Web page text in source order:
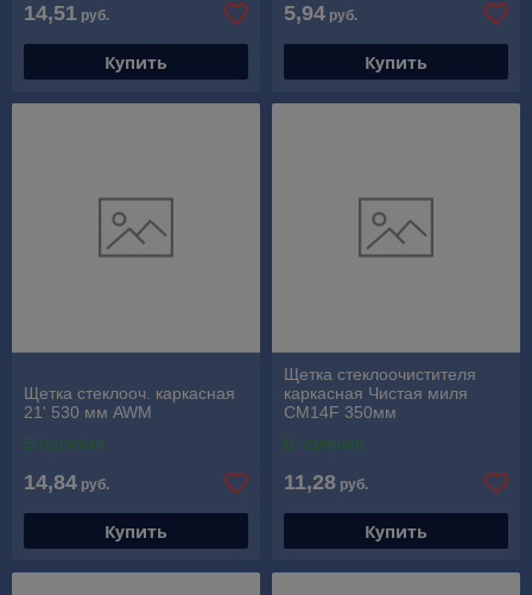
14,51 руб.
Купить
5,94 руб.
Купить
Щетка стеклооч. каркасная
21' 530 мм AWM
В наличии
14,84 руб.
Купить
Щетка стеклоочистителя
каркасная Чистая миля
CM14F 350мм
В наличии
11,28 руб.
Купить